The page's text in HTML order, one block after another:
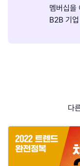
멤버십을
B2B 기
다